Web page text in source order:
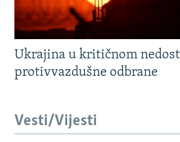
Ukrajina u kritičnom
protivvazdušne odbrane
Vesti/Vijesti